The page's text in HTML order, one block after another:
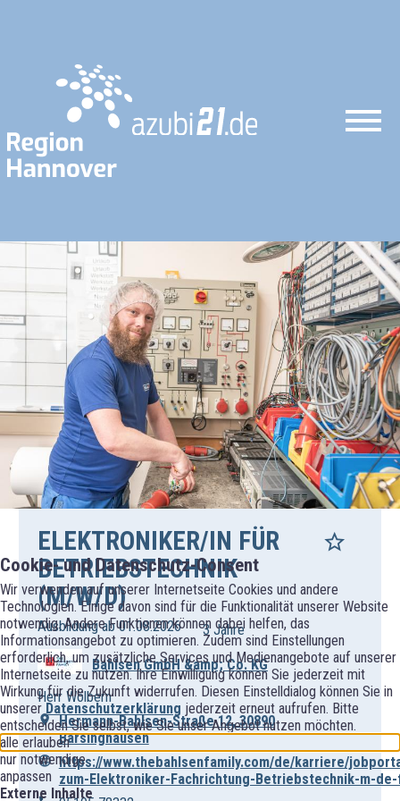
Cookie- und Datenschutz-Consent
Wir verwenden auf unserer Internetseite Cookies und andere
Technologien. Einige davon sind für die Funktionalität unserer Website
notwendig. Andere Funktionen können dabei helfen, das
Informationsangebot zu optimieren. Zudem sind Einstellungen
erforderlich, um zusätzliche Services und Medienangebote auf unserer
Internetseite zu nutzen. Ihre Einwilligung können Sie jederzeit mit
Wirkung für die Zukunft widerrufen. Diesen Einstelldialog können Sie in
unserer Datenschutzerklärung jederzeit erneut aufrufen. Bitte
entscheiden Sie selbst, wie Sie unser Angebot nutzen möchten.
alle erlauben
nur notwendige
anpassen
Externe Inhalte
ELEKTRONIKER/IN FÜR
BETRIEBSTECHNIK
(M/W/D)
Ausbildung ab 01.08.2026 3 Jahre
Bahlsen GmbH &amp; Co. KG
Herr Wölbern
Hermann-Bahlsen-Straße 12, 30890
Barsinghausen
https://www.thebahlsenfamily.com/de/karriere/
zum-Elektroniker-Fachrichtung-Betriebstechnik-m-